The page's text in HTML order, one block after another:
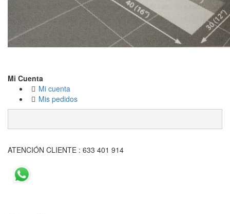
Mi Cuenta
Mi cuenta
Mis pedidos
ATENCIÓN CLIENTE : 633 401 914